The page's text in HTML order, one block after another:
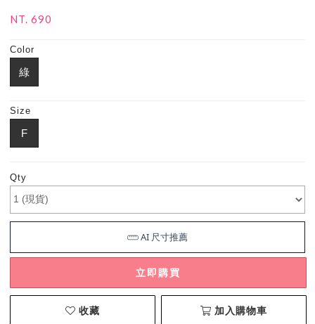
NT. 690
Color
綠
Size
F
Qty
立即購買
收藏 加入購物車